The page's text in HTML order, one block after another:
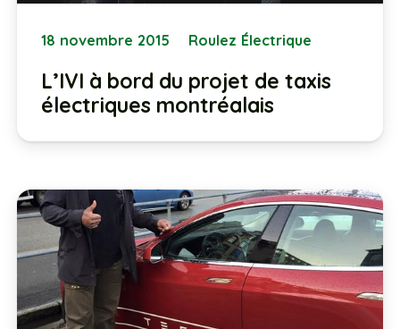
18 novembre 2015 Roulez Électrique
L’IVI à bord du projet de taxis
électriques montréalais